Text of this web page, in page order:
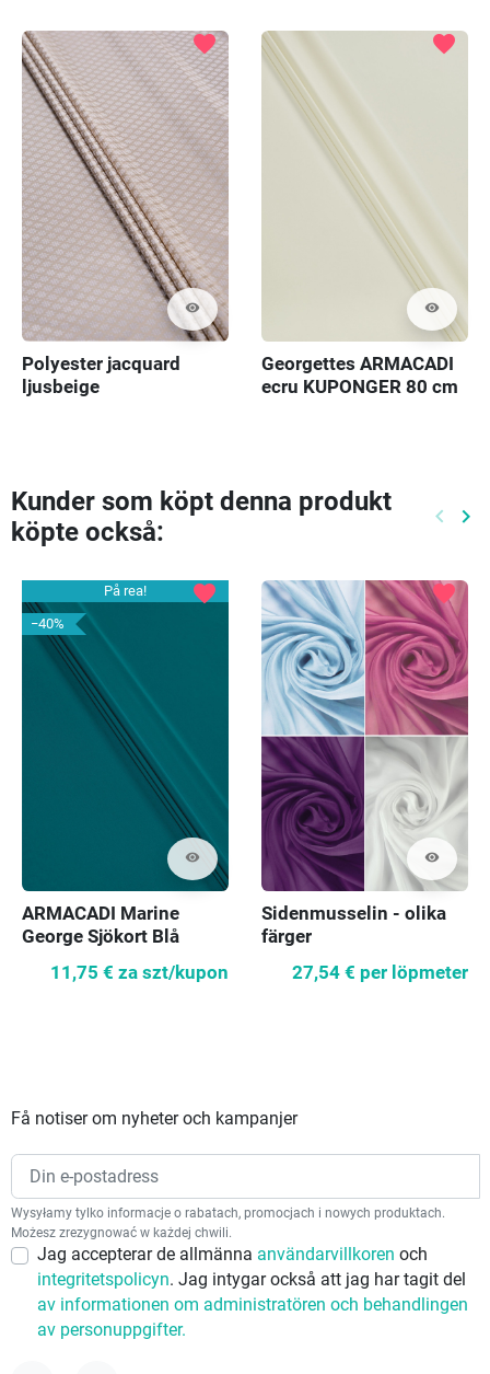
visibility
favorite
Polyester jacquard
ljusbeige
visibility
favorite
Georgettes ARMACADI
ecru KUPONGER 80 cm
Kunder som köpt denna produkt
köpte också:
keyboard_arrow_left keyboard_arrow_right
På rea!
−40%
visibility
favorite
ARMACADI Marine
George Sjökort Blå
11,75 € za szt/kupon
visibility
favorite
Sidenmusselin - olika
färger
27,54 € per löpmeter
Få notiser om nyheter och kampanjer
Wysyłamy tylko informacje o rabatach, promocjach i nowych produktach.
Możesz zrezygnować w każdej chwili.
Jag accepterar de allmänna användarvillkoren och
integritetspolicyn. Jag intygar också att jag har tagit del
av informationen om administratören och behandlingen
av personuppgifter.